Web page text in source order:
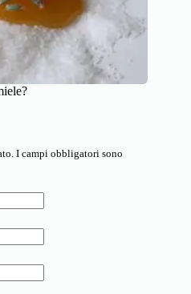
I campi obbligatori sono